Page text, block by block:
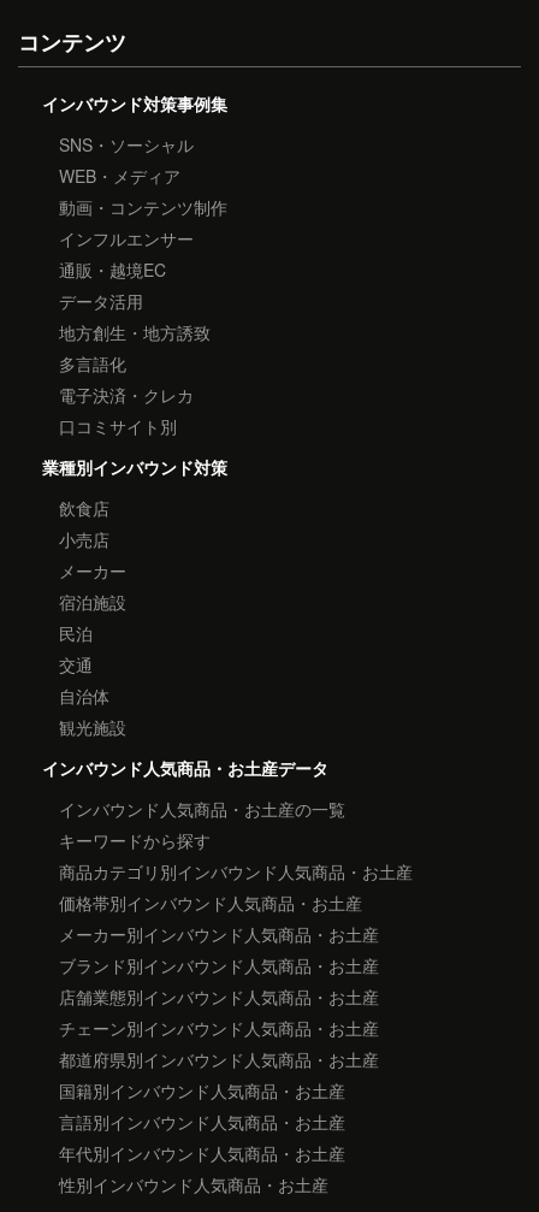
コンテンツ
インバウンド対策事例集
SNS・ソーシャル
WEB・メディア
動画・コンテンツ制作
インフルエンサー
通販・越境EC
データ活用
地方創生・地方誘致
多言語化
電子決済・クレカ
口コミサイト別
業種別インバウンド対策
飲食店
小売店
メーカー
宿泊施設
民泊
交通
自治体
観光施設
インバウンド人気商品・お土産データ
インバウンド人気商品・お土産の一覧
キーワードから探す
商品カテゴリ別インバウンド人気商品・お土産
価格帯別インバウンド人気商品・お土産
メーカー別インバウンド人気商品・お土産
ブランド別インバウンド人気商品・お土産
店舗業態別インバウンド人気商品・お土産
チェーン別インバウンド人気商品・お土産
都道府県別インバウンド人気商品・お土産
国籍別インバウンド人気商品・お土産
言語別インバウンド人気商品・お土産
年代別インバウンド人気商品・お土産
性別インバウンド人気商品・お土産